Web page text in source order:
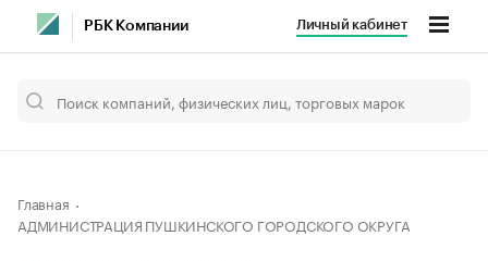
РБК Компании Личный кабинет
Главная
АДМИНИСТРАЦИЯ ПУШКИНСКОГО ГОРОДСКОГО ОКРУГА